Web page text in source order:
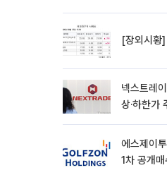
[장외시황
넥스트레
상·하한가
에스제이
1차 공개